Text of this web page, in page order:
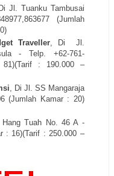
Jl. Tuanku Tambusai
(Jumlah
Traveller, Di
Jl.
- Telp. +62-761-
: 190.000 –
, Di Jl. SS Mangaraja
(Jumlah Kamar : 20)
Tuah No. 46 A-
: 16)(Tarif : 250.000 –